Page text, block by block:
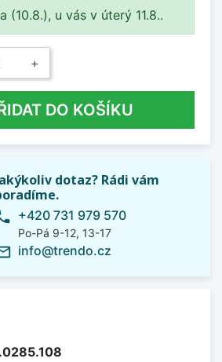
(10.8.), u vás v úterý 11.8..
+
DO KOŠÍKU
dotaz? Rádi vám
+420 731 979 570
Po-Pá 9-12, 13-17
info@trendo.cz